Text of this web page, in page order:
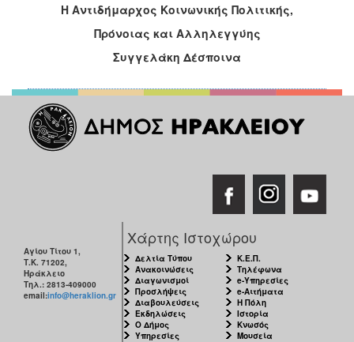
Η Αντιδήμαρχος Κοινωνικής Πολιτικής,
Πρόνοιας και Αλληλεγγύης
Συγγελάκη Δέσποινα
Αγίου Τίτου 1,
Τ.Κ. 71202,
Ηράκλειο
Τηλ.: 2813-409000
email:info@heraklion.gr
Χάρτης Ιστοχώρου
Δελτία Τύπου
Ανακοινώσεις
Διαγωνισμοί
Προσλήψεις
Διαβουλεύσεις
Εκδηλώσεις
Ο Δήμος
Υπηρεσίες
Κ.Ε.Π.
Τηλέφωνα
e-Υπηρεσίες
e-Αιτήματα
Η Πόλη
Ιστορία
Κνωσός
Μουσεία